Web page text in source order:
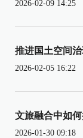
2026-02-09 14:25
推进国土空间
2026-02-05 16:22
文旅融合中如
2026-01-30 09:18